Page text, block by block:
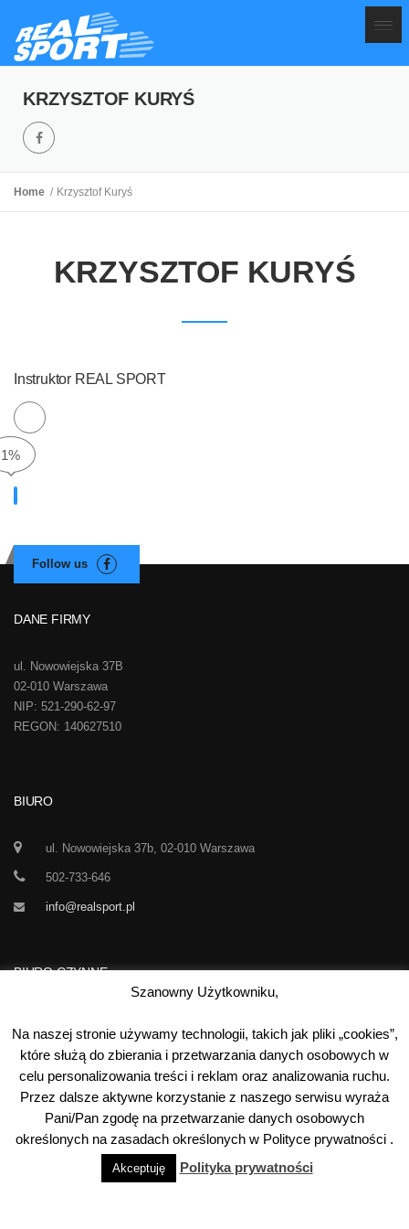
KRZYSZTOF KURYŚ
Home Krzysztof Kuryś
KRZYSZTOF KURYŚ
Instruktor REAL SPORT
1%
DANE FIRMY
ul. Nowowiejska 37B
02-010 Warszawa
NIP: 521-290-62-97
REGON: 140627510
BIURO
ul. Nowowiejska 37b, 02-010 Warszawa
502-733-646
info@realsport.pl
BIURO CZYNNE
7 dni w tygodniu
Poniedziałek-Piątek: 1000- 15
Sobota:
kontakt telefoniczny
Niedziela:
nieczynne
Szanowny Użytkowniku,
Na naszej stronie używamy technologii, takich jak pliki „cookies”,
które służą do zbierania i przetwarzania danych osobowych w
celu personalizowania treści i reklam oraz analizowania ruchu.
Przez dalsze aktywne korzystanie z naszego serwisu wyraża
Pani/Pan zgodę na przetwarzanie danych osobowych
określonych na zasadach określonych w Polityce prywatności .
Akceptuję Polityka prywatności